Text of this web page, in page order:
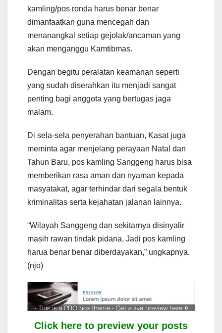
kamling/pos ronda harus benar benar
dimanfaatkan guna mencegah dan
menanangkal setiap gejolak/ancaman yang
akan menganggu Kamtibmas.
Dengan begitu peralatan keamanan seperti
yang sudah diserahkan itu menjadi sangat
penting bagi anggota yang bertugas jaga
malam.
Di sela-sela penyerahan bantuan, Kasat juga
meminta agar menjelang perayaan Natal dan
Tahun Baru, pos kamling Sanggeng harus bisa
memberikan rasa aman dan nyaman kepada
masyatakat, agar terhindar dari segala bentuk
kriminalitas serta kejahatan jalanan lainnya.
“Wilayah Sanggeng dan sekitarnya disinyalir
masih rawan tindak pidana. Jadi pos kamling
harua benar benar diberdayakan,” ungkapnya.
(njo)
Click here to preview your posts